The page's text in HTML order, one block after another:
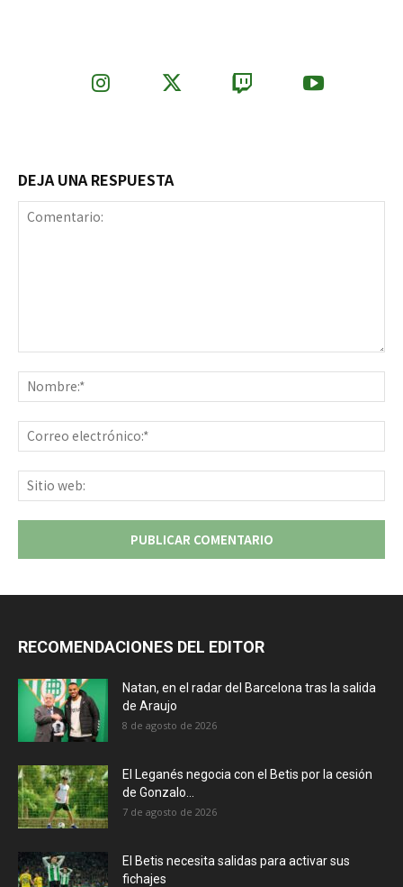
DEJA UNA RESPUESTA
RECOMENDACIONES DEL EDITOR
Natan, en el radar del Barcelona tras la salida
de Araujo
8 de agosto de 2026
El Leganés negocia con el Betis por la cesión
de Gonzalo...
7 de agosto de 2026
El Betis necesita salidas para activar sus
fichajes